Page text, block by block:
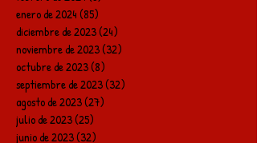
enero de 2024(85)
diciembre de 2023(24)
noviembre de 2023(32)
octubre de 2023(8)
septiembre de 2023(32)
agosto de 2023(27)
julio de 2023(25)
junio de 2023(32)